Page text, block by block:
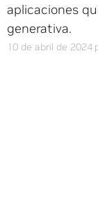
aplicaciones
generativa.
10 de abril de 2024